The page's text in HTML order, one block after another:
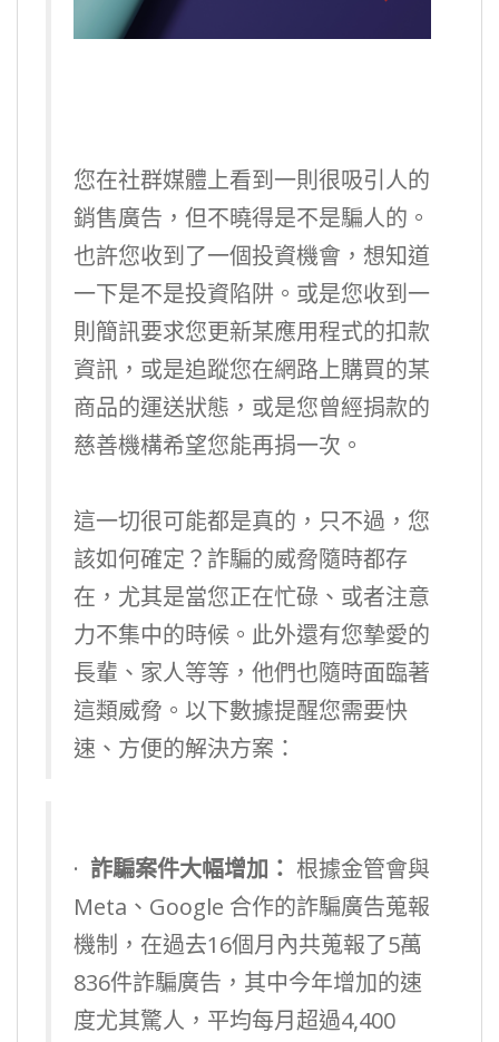
您在社群媒體上看到一則很吸引人的
銷售廣告，但不曉得是不是騙人的。
也許您收到了一個投資機會，想知道
一下是不是投資陷阱。或是您收到一
則簡訊要求您更新某應用程式的扣款
資訊，或是追蹤您在網路上購買的某
商品的運送狀態，或是您曾經捐款的
慈善機構希望您能再捐一次。
這一切很可能都是真的，只不過，您
該如何確定？詐騙的威脅隨時都存
在，尤其是當您正在忙碌、或者注意
力不集中的時候。此外還有您摯愛的
長輩、家人等等，他們也隨時面臨著
這類威脅。以下數據提醒您需要快
速、方便的解決方案：
· 詐騙案件大幅增加： 根據金管會與
Meta、Google 合作的詐騙廣告蒐報
機制，在過去16個月內共蒐報了5萬
836件詐騙廣告，其中今年增加的速
度尤其驚人，平均每月超過4,400